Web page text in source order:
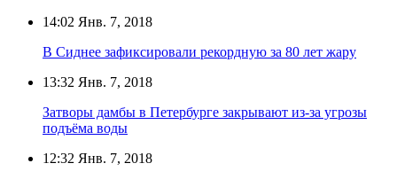
14:02 Янв. 7, 2018
В Сиднее зафиксировали рекордную за 80 лет жару
13:32 Янв. 7, 2018
Затворы дамбы в Петербурге закрывают из-за угрозы
подъёма воды
12:32 Янв. 7, 2018